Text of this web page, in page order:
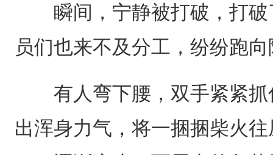
瞬间，宁静被打破，打破
员们也来不及分工，纷纷跑
有人弯下腰，双手紧紧抓
出浑身力气，将一捆捆柴火